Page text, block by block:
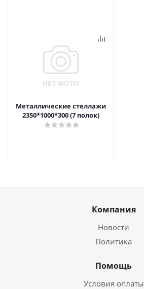
Металлические стеллажи
2350*1000*300 (7 полок)
Компания
Новости
Политика
Помощь
Условия оплаты